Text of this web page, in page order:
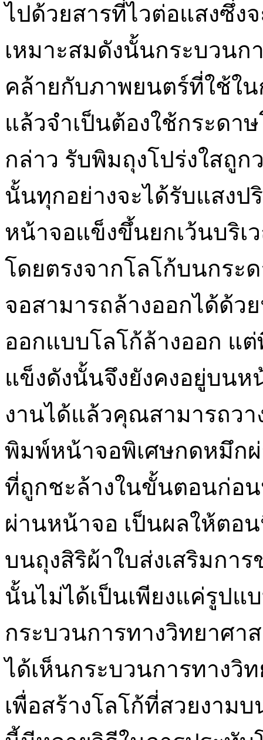
ไปด้วยสารที่ไวต่อแสงซึ่ง
เหมาะสมดังนั้นกระบวนก
คล้ายกับภาพยนตร์ที่ใช้ใ
แล้วจำเป็นต้องใช้กระดา
กล่าว รับพิมถุงโปร่งใสถู
นั้นทุกอย่างจะได้รับแสง
หน้าจอแข็งขึ้นยกเว้นบริ
โดยตรงจากโลโก้บนกระ
จอสามารถล้างออกได้ด้ว
ออกแบบโลโก้ล้างออก แ
แข็งดังนั้นจึงยังคงอยู่บน
งานได้แล้วคุณสามารถว
พิมพ์หน้าจอพิเศษกดหมึก
ที่ถูกชะล้างในขั้นตอนก่อ
ผ่านหน้าจอ เป็นผลให้ต
บนถุงสิริผ้าใบส่งเสริมก
นั้นไม่ได้เป็นเพียงแค่รูปแ
กระบวนการทางวิทยาศ
ได้เห็นกระบวนการทางวิ
เพื่อสร้างโลโก้ที่สวยงาม